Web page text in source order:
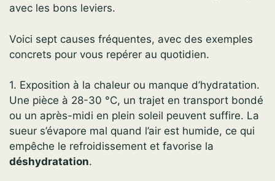
avec les bons leviers.
Voici sept causes fréquentes, avec des exemples
concrets pour vous repérer au quotidien.
1. Exposition à la chaleur ou manque d’hydratation.
Une pièce à 28-30 °C, un trajet en transport bondé
ou un après-midi en plein soleil peuvent suffire. La
sueur s’évapore mal quand l’air est humide, ce qui
empêche le refroidissement et favorise la
déshydratation.